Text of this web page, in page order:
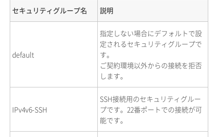
セキュリティグループ名 説明
default
指定しない場合にデフォルトで設
定されるセキュリティグループで
す。
ご契約環境以外からの接続を拒否
します。
IPv4v6-SSH
SSH接続用のセキュリティグルー
プです。22番ポートでの接続が可
能です。